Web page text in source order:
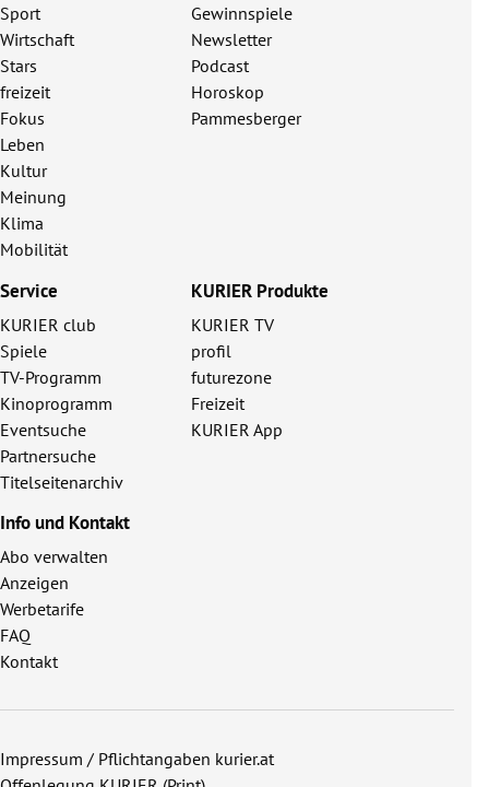
Sport
Wirtschaft
Stars
freizeit
Fokus
Leben
Kultur
Meinung
Klima
Mobilität
Gewinnspiele
Newsletter
Podcast
Horoskop
Pammesberger
Service
KURIER club
Spiele
TV-Programm
Kinoprogramm
Eventsuche
Partnersuche
Titelseitenarchiv
KURIER Produkte
KURIER TV
profil
futurezone
Freizeit
KURIER App
Info und Kontakt
Abo verwalten
Anzeigen
Werbetarife
FAQ
Kontakt
Impressum / Pflichtangaben kurier.at